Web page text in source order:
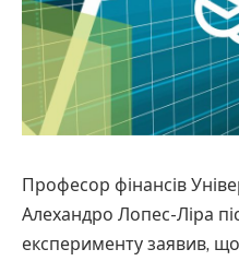
Професор фінансів
Алехандро Лопес-Ліра
експерименту заявив,